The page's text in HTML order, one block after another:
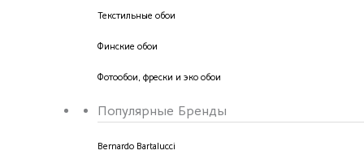
Текстильные обои
Финские обои
Фотообои, фрески и эко обои
Популярные Бренды
Bernardo Bartalucci